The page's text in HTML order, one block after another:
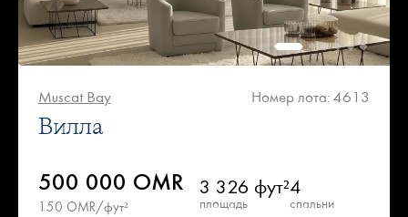
Muscat Bay Номер лота: 4613
Вилла
500 000 OMR
150 OMR/фут²
3 326 фут²
площадь
4
спальни